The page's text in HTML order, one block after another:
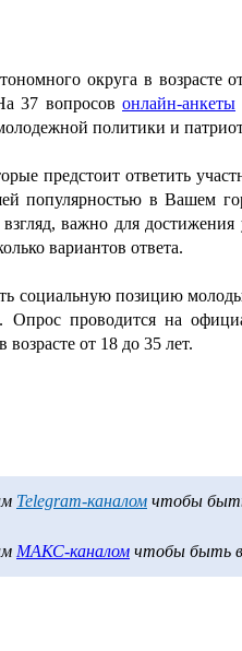
округа в возрасте
37 вопросов онлайн-анкеты
политики и
предстоит ответить
популярностью в Вашем
важно для
вариантов ответа.
социальную позицию
Опрос проводится на
от 18 до 35 лет.
Telegram-каналом чтобы быть
МАКС-каналом чтобы быть в